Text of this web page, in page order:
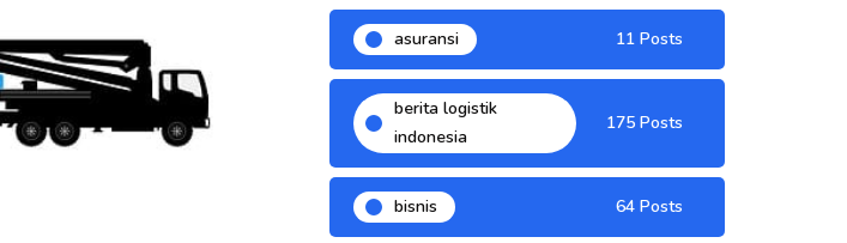
asuransi 11 Posts
berita logistik
indonesia
175 Posts
bisnis 64 Posts